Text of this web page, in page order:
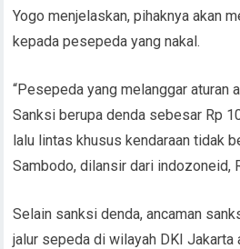
Yogo menjelaskan, pihaknya akan
kepada pesepeda yang nakal.
“Pesepeda yang melanggar aturan
Sanksi berupa denda sebesar Rp
lalu lintas khusus kendaraan tidak
Sambodo, dilansir dari indozoneid,
Selain sanksi denda, ancaman
jalur sepeda di wilayah DKI Jakarta